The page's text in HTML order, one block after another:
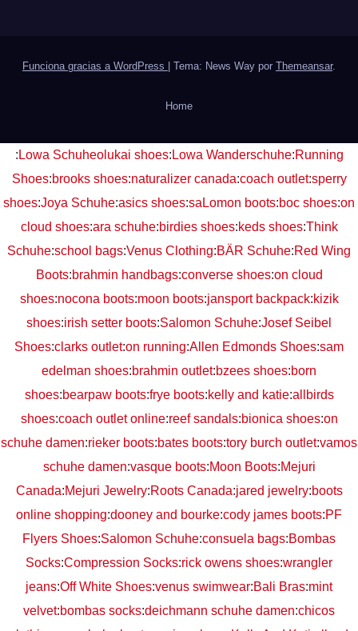
Funciona gracias a WordPress Tema: News Way por Themeansar.
Home
: Lowa Schuheolukai shoes: Lowa Wanderschuhe:Running
Shoes:brooks shoes:naturalizer canada:coach outlet:sperry
shoes:Joya Schuhe:asics shoes:saLomon boots:boc shoes:on
cloud shoes:ara schuhe:birdies shoes:keds shoes:Think
Schuhe:school bags:Venus Clothing:BÄR Schuhe:Red Wing
Boots:brahmin handbags:converse shoes:on cloud
shoes:nocona boots:moon boots:jansport backpack:kizik
shoes:irish setter boots:Salomon Schuhe:Josef Seibel
Shoes:clarks outlet:on running:Allen Edmonds Shoes:sam
edelman shoes:brahmin outlet:bzees shoes:born
shoes:bearpaw boots:frye boots:kelly and katie:allbirds
shoes:coach outlet online:reef sandals:bionica shoes:on
schuhe damen:rieker boots:bates boots:tory burch outlet:vamos
schuhe damen:vasque boots:Moon Boots:Mejuri
Canada:Mejuri Jewelry:Roots Canada:jared jewelry:boots
online shopping:dooney and bourke:cody james boots:PF
Flyers Shoes:Salomon Schuhe:consuela bags:Bombas
Socks:Compression Socks:rick owens shoes:wrangler
jeans:Off White Shoes:venus swimwear:Bali Bras:mint
velvet:bombas socks:deichmann schuhe damen:chicos